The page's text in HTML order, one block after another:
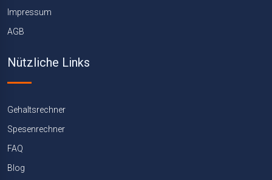
Impressum
AGB
Nützliche Links
Gehaltsrechner
Spesenrechner
FAQ
Blog